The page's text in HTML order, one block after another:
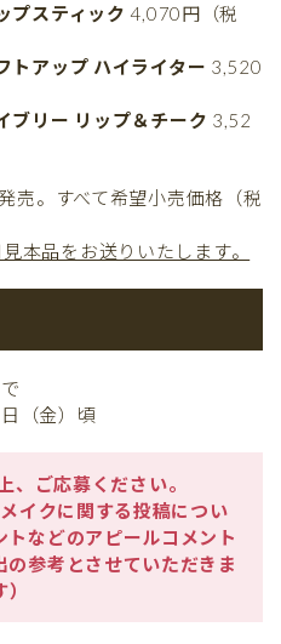
プスティック 4,070円（税
トアップ ハイライター 3,520
ブリー リップ＆チーク 3,52
。すべて希望小売価格（税
本品をお送りいたします。
（金）頃
、ご応募ください。
イクに関する投稿につい
などのアピールコメント
参考とさせていただきま
）